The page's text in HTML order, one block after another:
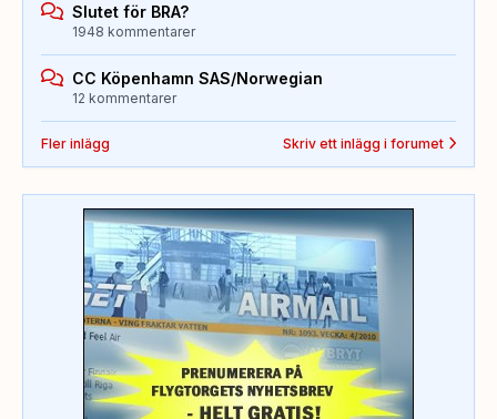
Slutet för BRA?
1948 kommentarer
CC Köpenhamn SAS/Norwegian
12 kommentarer
Fler inlägg Skriv ett inlägg i forumet